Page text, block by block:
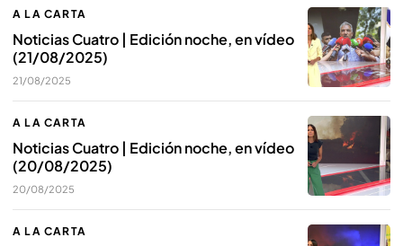
A LA CARTA
Noticias Cuatro | Edición noche, en vídeo
(21/08/2025)
21/08/2025
A LA CARTA
Noticias Cuatro | Edición noche, en vídeo
(20/08/2025)
20/08/2025
A LA CARTA